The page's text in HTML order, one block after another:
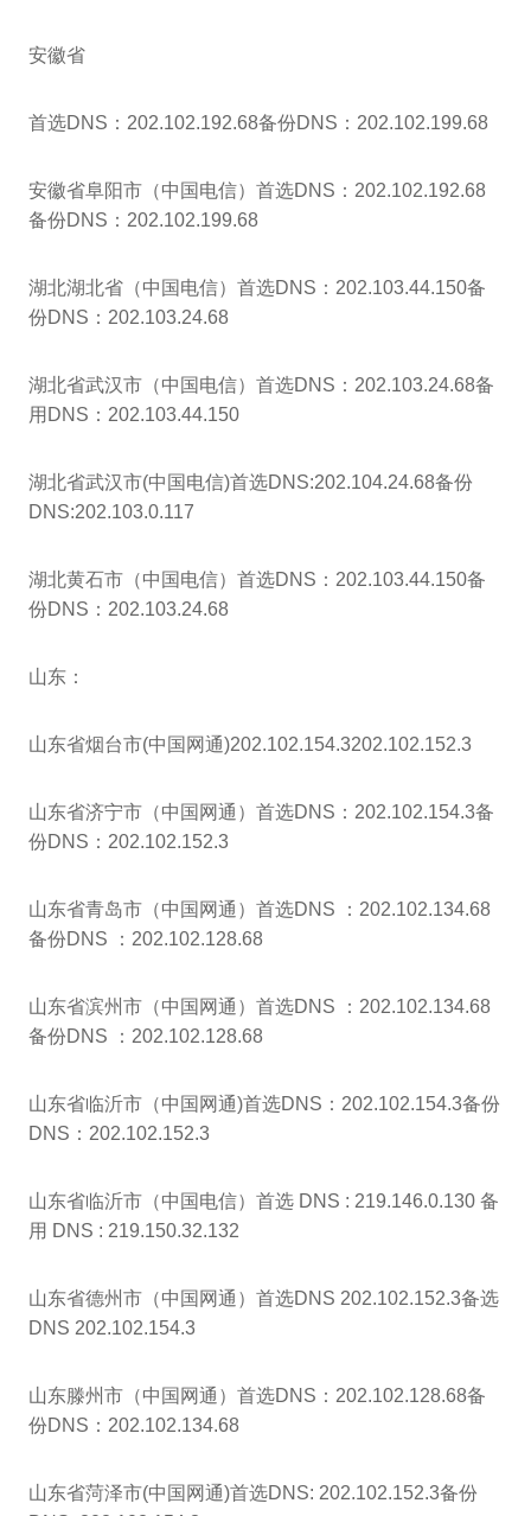
安徽省
首选DNS：202.102.192.68备份DNS：202.102.199.68
安徽省阜阳市（中国电信）首选DNS：202.102.192.68
备份DNS：202.102.199.68
湖北湖北省（中国电信）首选DNS：202.103.44.150备
份DNS：202.103.24.68
湖北省武汉市（中国电信）首选DNS：202.103.24.68备
用DNS：202.103.44.150
湖北省武汉市(中国电信)首选DNS:202.104.24.68备份
DNS:202.103.0.117
湖北黄石市（中国电信）首选DNS：202.103.44.150备
份DNS：202.103.24.68
山东：
山东省烟台市(中国网通)202.102.154.3202.102.152.3
山东省济宁市（中国网通）首选DNS：202.102.154.3备
份DNS：202.102.152.3
山东省青岛市（中国网通）首选DNS ：202.102.134.68
备份DNS ：202.102.128.68
山东省滨州市（中国网通）首选DNS ：202.102.134.68
备份DNS ：202.102.128.68
山东省临沂市（中国网通)首选DNS：202.102.154.3备份
DNS：202.102.152.3
山东省临沂市（中国电信）首选 DNS : 219.146.0.130 备
用 DNS : 219.150.32.132
山东省德州市（中国网通）首选DNS 202.102.152.3备选
DNS 202.102.154.3
山东滕州市（中国网通）首选DNS：202.102.128.68备
份DNS：202.102.134.68
山东省菏泽市(中国网通)首选DNS: 202.102.152.3备份